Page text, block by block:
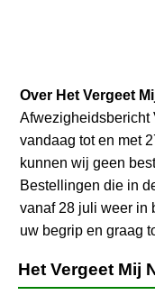
Over Het Vergeet
Afwezigheidsbericht
vandaag tot en met
kunnen wij geen
Bestellingen die in
vanaf 28 juli weer in
uw begrip en graag
Het Vergeet Mij